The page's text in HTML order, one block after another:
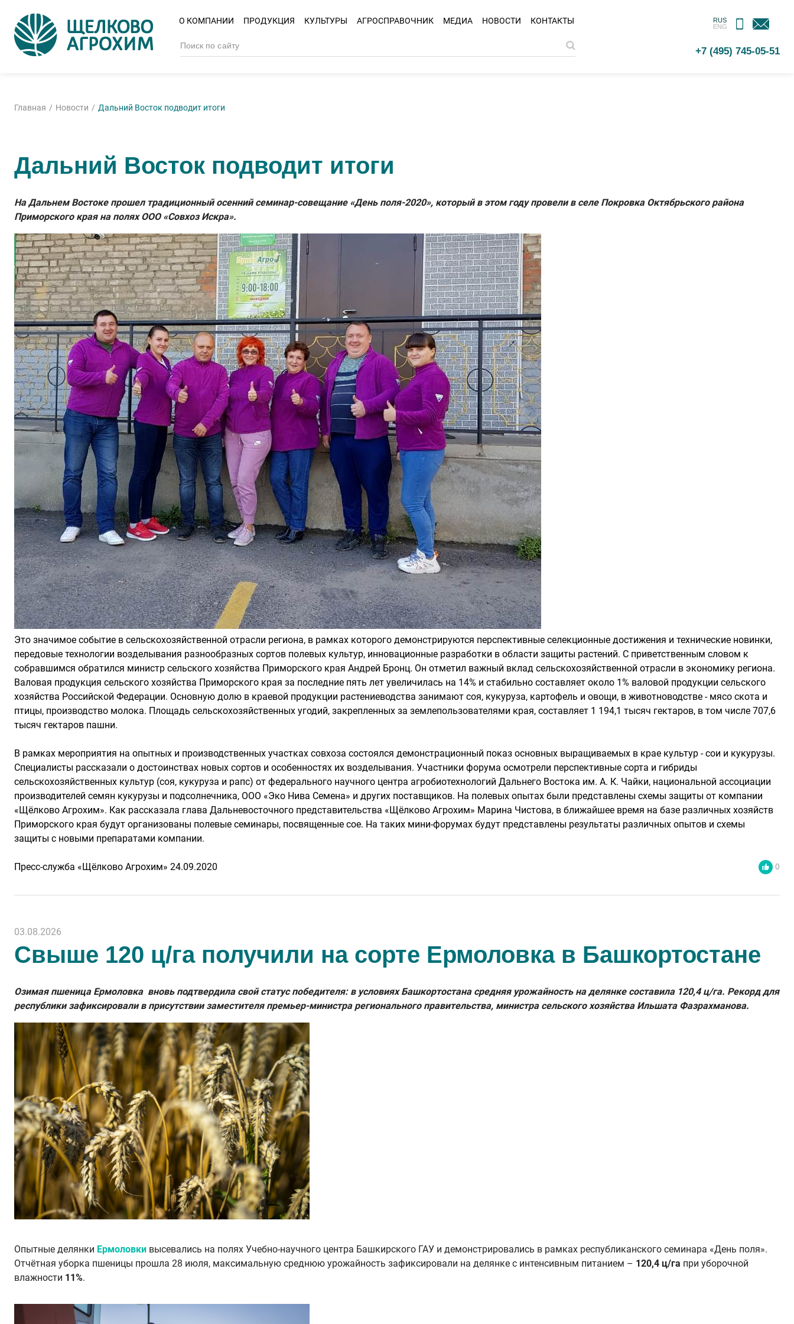
О КОМПАНИИ ПРОДУКЦИЯ КУЛЬТУРЫ АГРОСПРАВОЧНИК МЕДИА НОВОСТИ КОНТАКТЫ
RUS
ENG
МОБИЛЬНОЕ
ПРИЛОЖЕНИЕ
ОБРАТНАЯ
СВЯЗЬ
+7 (495) 745-05-51
Главная Новости Дальний Восток подводит итоги
Дальний Восток подводит итоги
На Дальнем Востоке прошел традиционный осенний семинар-совещание «День поля-2020», который в этом году провели в селе Покровка Октябрьского района
Приморского края на полях ООО «Совхоз Искра».
Это значимое событие в сельскохозяйственной отрасли региона, в рамках которого демонстрируются перспективные селекционные достижения и технические новинки,
передовые технологии возделывания разнообразных сортов полевых культур, инновационные разработки в области защиты растений. С приветственным словом к
собравшимся обратился министр сельского хозяйства Приморского края Андрей Бронц. Он отметил важный вклад сельскохозяйственной отрасли в экономику региона.
Валовая продукция сельского хозяйства Приморского края за последние пять лет увеличилась на 14% и стабильно составляет около 1% валовой продукции сельского
хозяйства Российской Федерации. Основную долю в краевой продукции растениеводства занимают соя, кукуруза, картофель и овощи, в животноводстве - мясо скота и
птицы, производство молока. Площадь сельскохозяйственных угодий, закрепленных за землепользователями края, составляет 1 194,1 тысяч гектаров, в том числе 707,6
тысяч гектаров пашни.
В рамках мероприятия на опытных и производственных участках совхоза состоялся демонстрационный показ основных выращиваемых в крае культур - сои и кукурузы.
Специалисты рассказали о достоинствах новых сортов и особенностях их возделывания. Участники форума осмотрели перспективные сорта и гибриды
сельскохозяйственных культур (соя, кукуруза и рапс) от федерального научного центра агробиотехнологий Дальнего Востока им. А. К. Чайки, национальной ассоциации
производителей семян кукурузы и подсолнечника, ООО «Эко Нива Семена» и других поставщиков. На полевых опытах были представлены схемы защиты от компании
«Щёлково Агрохим». Как рассказала глава Дальневосточного представительства «Щёлково Агрохим» Марина Чистова, в ближайшее время на базе различных хозяйств
Приморского края будут организованы полевые семинары, посвященные сое. На таких мини-форумах будут представлены результаты различных опытов и схемы
защиты с новыми препаратами компании.
Пресс-служба «Щёлково Агрохим» 24.09.2020 0
03.08.2026
Свыше 120 ц/га получили на сорте Ермоловка в Башкортостане
Озимая пшеница Ермоловка вновь подтвердила свой статус победителя: в условиях Башкортостана средняя урожайность на делянке составила 120,4 ц/га. Рекорд для
республики зафиксировали в присутствии заместителя премьер-министра регионального правительства, министра сельского хозяйства Ильшата Фазрахманова.
Опытные делянки Ермоловки высевались на полях Учебно-научного центра Башкирского ГАУ и демонстрировались в рамках республиканского семинара «День поля».
Отчётная уборка пшеницы прошла 28 июля, максимальную среднюю урожайность зафиксировали на делянке с интенсивным питанием – 120,4 ц/га при уборочной
влажности 11%.